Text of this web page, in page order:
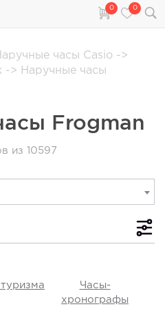
0 0
часы Casio ->
-> Наручные часы
Frogman
из 10597
Часы-
хронографы